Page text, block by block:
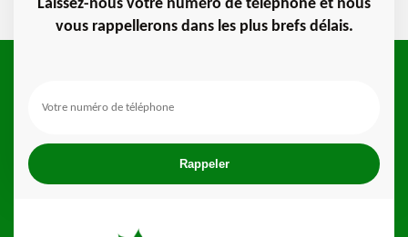
Laissez-nous votre numéro de téléphone et nous
vous rappellerons dans les plus brefs délais.